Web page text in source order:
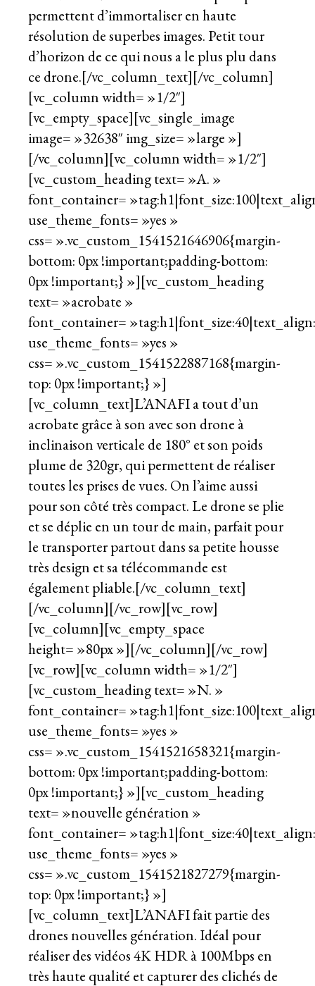
permettent d’immortaliser en haute
résolution de superbes images. Petit tour
d’horizon de ce qui nous a le plus plu dans
ce drone.[/vc_column_text][/vc_column]
[vc_column width= »1/2″]
[vc_empty_space][vc_single_image
image= »32638″ img_size= »large »]
[/vc_column][vc_column width= »1/2″]
[vc_custom_heading text= »A. »
font_container=
use_theme_fonts= »yes »
css= ».vc_custom_1541521646906{margin-
bottom: 0px !important;padding-bottom:
0px !important;} »][vc_custom_heading
text= »acrobate »
font_container=
use_theme_fonts= »yes »
css= ».vc_custom_1541522887168{margin-
top: 0px !important;} »]
[vc_column_text]L’ANAFI a tout d’un
acrobate grâce à son avec son drone à
inclinaison verticale de 180° et son poids
plume de 320gr, qui permettent de réaliser
toutes les prises de vues. On l’aime aussi
pour son côté très compact. Le drone se plie
et se déplie en un tour de main, parfait pour
le transporter partout dans sa petite housse
très design et sa télécommande est
également pliable.[/vc_column_text]
[/vc_column][/vc_row][vc_row]
[vc_column][vc_empty_space
height= »80px »][/vc_column][/vc_row]
[vc_row][vc_column width= »1/2″]
[vc_custom_heading text= »N. »
font_container=
use_theme_fonts= »yes »
css= ».vc_custom_1541521658321{margin-
bottom: 0px !important;padding-bottom:
0px !important;} »][vc_custom_heading
text= »nouvelle génération »
font_container=
use_theme_fonts= »yes »
css= ».vc_custom_1541521827279{margin-
top: 0px !important;} »]
[vc_column_text]L’ANAFI fait partie des
drones nouvelles génération. Idéal pour
réaliser des vidéos 4K HDR à 100Mbps en
très haute qualité et capturer des clichés de